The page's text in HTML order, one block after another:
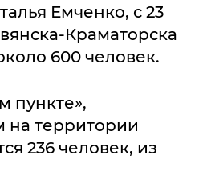
Емченко, с 23
Краматорска
600 человек.
пункте»,
на территории
236 человек, из